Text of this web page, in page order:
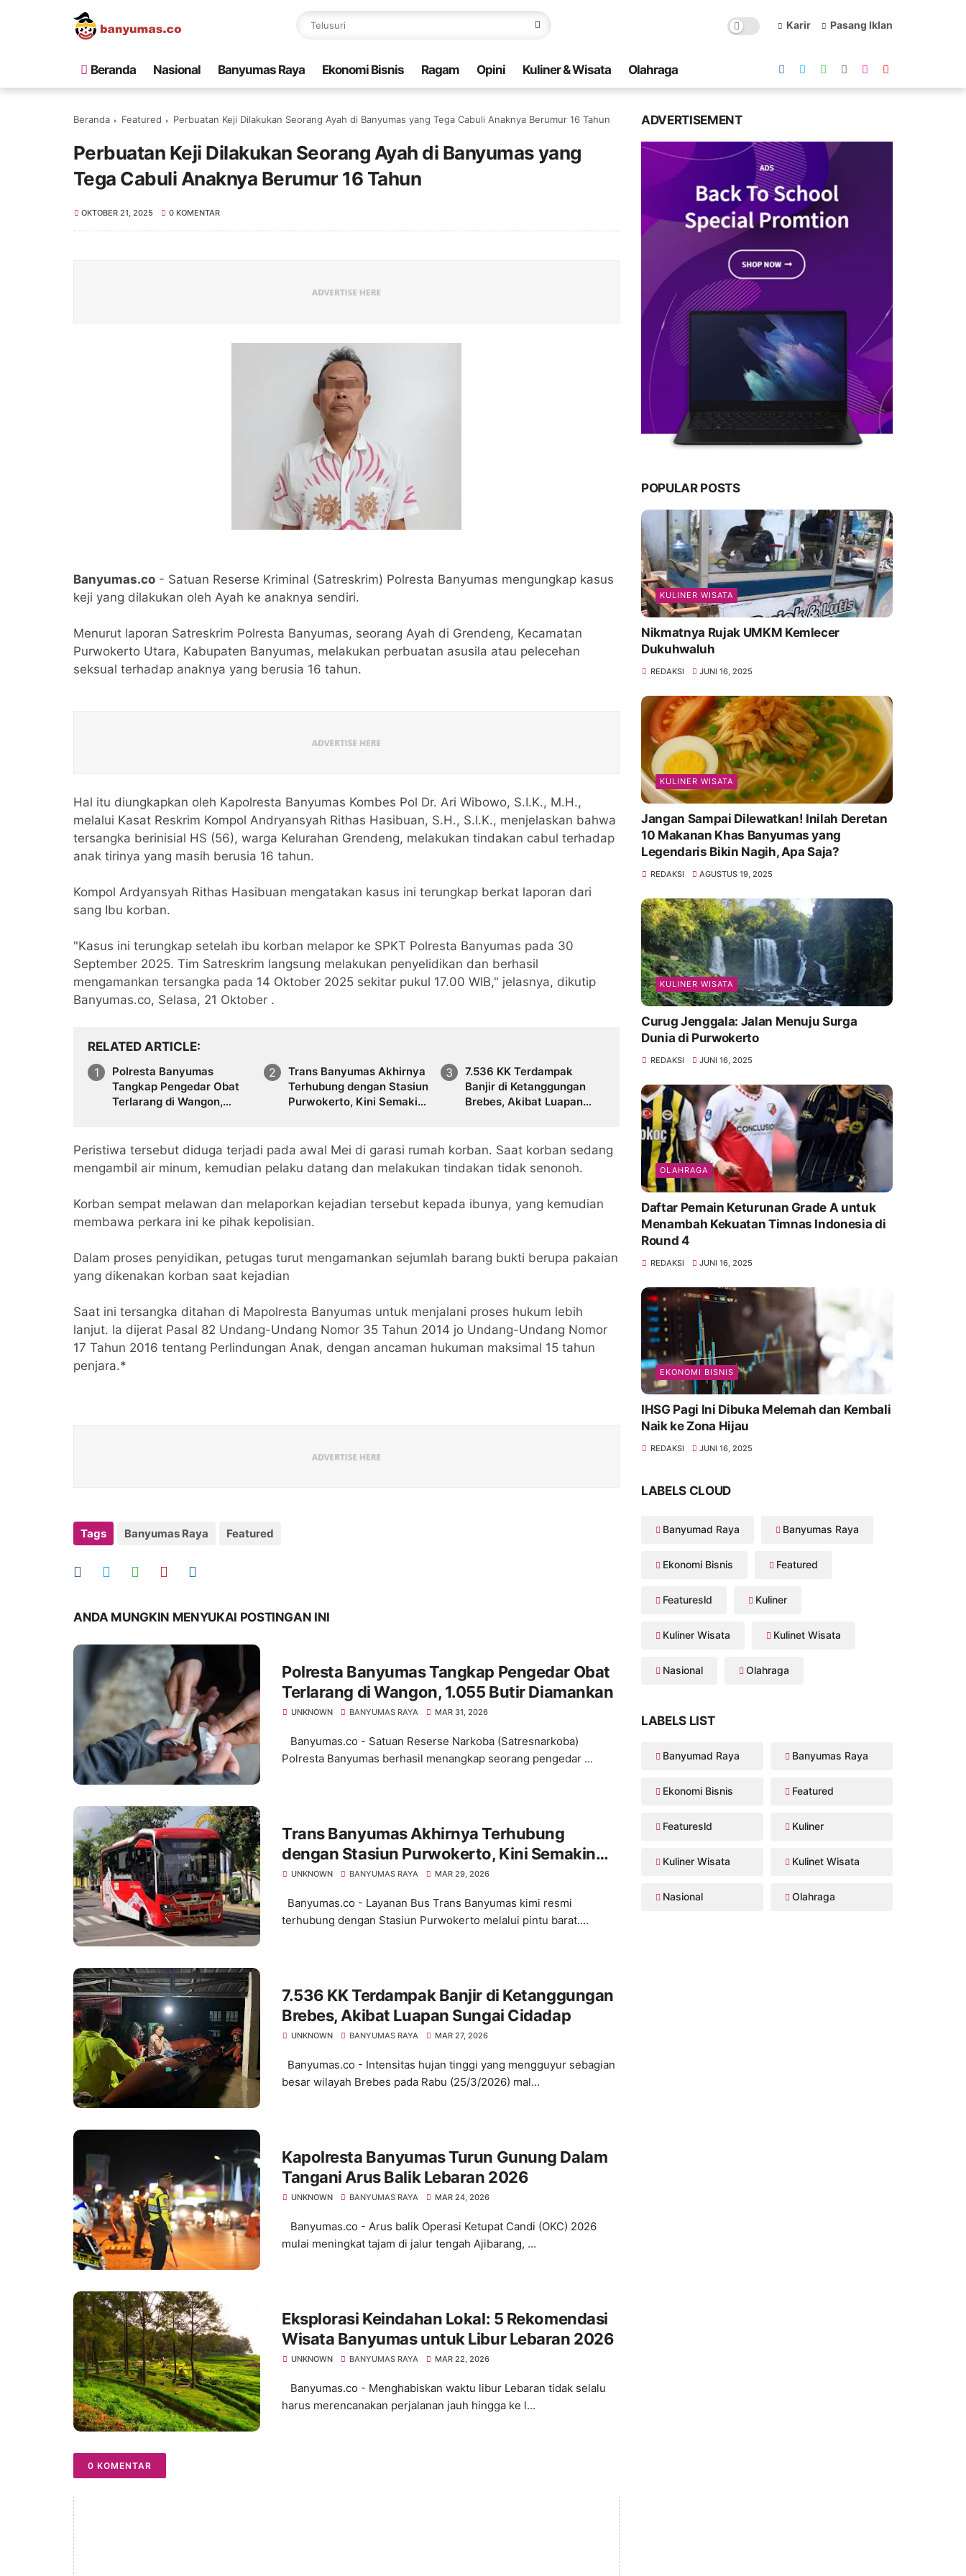
Karir Pasang Iklan
Beranda Nasional Banyumas Raya Ekonomi Bisnis Ragam Opini Kuliner & Wisata Olahraga
Beranda Featured Perbuatan Keji Dilakukan Seorang Ayah di Banyumas yang Tega Cabuli Anaknya Berumur 16 Tahun
Perbuatan Keji Dilakukan Seorang Ayah di Banyumas yang
Tega Cabuli Anaknya Berumur 16 Tahun
OKTOBER 21, 2025 0 KOMENTAR
Banyumas.co - Satuan Reserse Kriminal (Satreskrim) Polresta Banyumas mengungkap kasus
keji yang dilakukan oleh Ayah ke anaknya sendiri.
Menurut laporan Satreskrim Polresta Banyumas, seorang Ayah di Grendeng, Kecamatan
Purwokerto Utara, Kabupaten Banyumas, melakukan perbuatan asusila atau pelecehan
seksual terhadap anaknya yang berusia 16 tahun.
Hal itu diungkapkan oleh Kapolresta Banyumas Kombes Pol Dr. Ari Wibowo, S.I.K., M.H.,
melalui Kasat Reskrim Kompol Andryansyah Rithas Hasibuan, S.H., S.I.K., menjelaskan bahwa
tersangka berinisial HS (56), warga Kelurahan Grendeng, melakukan tindakan cabul terhadap
anak tirinya yang masih berusia 16 tahun.
Kompol Ardyansyah Rithas Hasibuan mengatakan kasus ini terungkap berkat laporan dari
sang Ibu korban.
"Kasus ini terungkap setelah ibu korban melapor ke SPKT Polresta Banyumas pada 30
September 2025. Tim Satreskrim langsung melakukan penyelidikan dan berhasil
mengamankan tersangka pada 14 Oktober 2025 sekitar pukul 17.00 WIB," jelasnya, dikutip
Banyumas.co, Selasa, 21 Oktober .
RELATED ARTICLE
Polresta Banyumas
Tangkap Pengedar Obat
Terlarang di Wangon,
Trans Banyumas Akhirnya
Terhubung dengan Stasiun
Purwokerto, Kini Semakin
7.536 KK Terdampak
Banjir di Ketanggungan
Brebes, Akibat Luapan
Peristiwa tersebut diduga terjadi pada awal Mei di garasi rumah korban. Saat korban sedang
mengambil air minum, kemudian pelaku datang dan melakukan tindakan tidak senonoh.
Korban sempat melawan dan melaporkan kejadian tersebut kepada ibunya, yang kemudian
membawa perkara ini ke pihak kepolisian.
Dalam proses penyidikan, petugas turut mengamankan sejumlah barang bukti berupa pakaian
yang dikenakan korban saat kejadian
Saat ini tersangka ditahan di Mapolresta Banyumas untuk menjalani proses hukum lebih
lanjut. Ia dijerat Pasal 82 Undang-Undang Nomor 35 Tahun 2014 jo Undang-Undang Nomor
17 Tahun 2016 tentang Perlindungan Anak, dengan ancaman hukuman maksimal 15 tahun
penjara.*
Tags Banyumas Raya Featured
ANDA MUNGKIN MENYUKAI POSTINGAN INI
Polresta Banyumas Tangkap Pengedar Obat
Terlarang di Wangon, 1.055 Butir Diamankan
UNKNOWN BANYUMAS RAYA MAR 31, 2026
Banyumas.co - Satuan Reserse Narkoba (Satresnarkoba)
Polresta Banyumas berhasil menangkap seorang pengedar ...
Trans Banyumas Akhirnya Terhubung
dengan Stasiun Purwokerto, Kini Semakin
Luas Jangkauannya
UNKNOWN BANYUMAS RAYA MAR 29, 2026
Banyumas.co - Layanan Bus Trans Banyumas kimi resmi
terhubung dengan Stasiun Purwokerto melalui pintu barat....
7.536 KK Terdampak Banjir di Ketanggungan
Brebes, Akibat Luapan Sungai Cidadap
UNKNOWN BANYUMAS RAYA MAR 27, 2026
Banyumas.co - Intensitas hujan tinggi yang mengguyur sebagian
besar wilayah Brebes pada Rabu (25/3/2026) mal...
Kapolresta Banyumas Turun Gunung Dalam
Tangani Arus Balik Lebaran 2026
UNKNOWN BANYUMAS RAYA MAR 24, 2026
Banyumas.co - Arus balik Operasi Ketupat Candi (OKC) 2026
mulai meningkat tajam di jalur tengah Ajibarang, ...
Eksplorasi Keindahan Lokal: 5 Rekomendasi
Wisata Banyumas untuk Libur Lebaran 2026
UNKNOWN BANYUMAS RAYA MAR 22, 2026
Banyumas.co - ​Menghabiskan waktu libur Lebaran tidak selalu
harus merencanakan perjalanan jauh hingga ke l...
0 KOMENTAR
ADVERTISEMENT
POPULAR POSTS
KULINER WISATA
Nikmatnya Rujak UMKM Kemlecer
Dukuhwaluh
REDAKSI JUNI 16, 2025
KULINER WISATA
Jangan Sampai Dilewatkan! Inilah Deretan
10 Makanan Khas Banyumas yang
Legendaris Bikin Nagih, Apa Saja?
REDAKSI AGUSTUS 19, 2025
KULINER WISATA
Curug Jenggala: Jalan Menuju Surga
Dunia di Purwokerto
REDAKSI JUNI 16, 2025
OLAHRAGA
Daftar Pemain Keturunan Grade A untuk
Menambah Kekuatan Timnas Indonesia di
Round 4
REDAKSI JUNI 16, 2025
EKONOMI BISNIS
IHSG Pagi Ini Dibuka Melemah dan Kembali
Naik ke Zona Hijau
REDAKSI JUNI 16, 2025
LABELS CLOUD
Banyumad Raya Banyumas Raya
Ekonomi Bisnis Featured
Featuresld Kuliner
Kuliner Wisata Kulinet Wisata
Nasional Olahraga
LABELS LIST
Banyumad Raya Banyumas Raya
Ekonomi Bisnis Featured
Featuresld Kuliner
Kuliner Wisata Kulinet Wisata
Nasional Olahraga